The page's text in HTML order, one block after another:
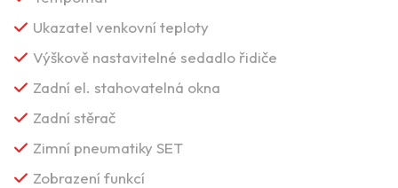
Ukazatel venkovní teploty
Výškově nastavitelné sedadlo řidiče
Zadní el. stahovatelná okna
Zadní stěrač
Zimní pneumatiky SET
Zobrazení funkcí